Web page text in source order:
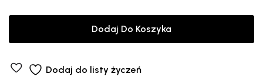
Dodaj Do Koszyka
Dodaj do listy życzeń